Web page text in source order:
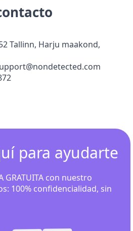
Tallinn, Harju maakond,
para ayudarte
GRATUITA con nuestro
100% confidencialidad, sin